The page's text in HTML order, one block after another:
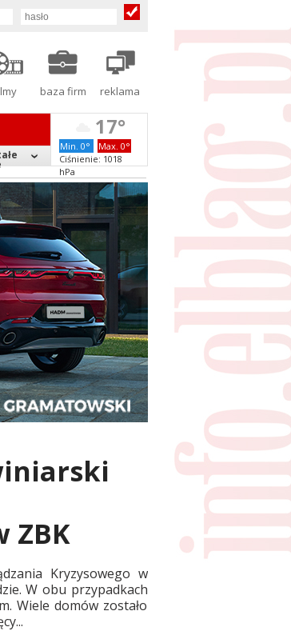
baza firm reklama
17°
Min. 0°
Max. 0°
Ciśnienie: 1018
hPa
ZBK
Kryzysowego w
W obu przypadkach
Wiele domów zostało